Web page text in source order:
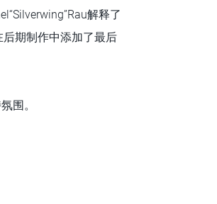
解释了
后期制作中添加了最后
围。